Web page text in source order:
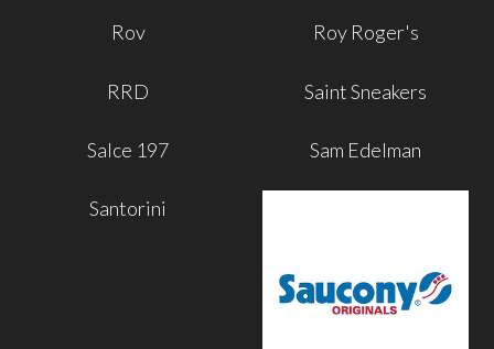
Rov Roy Roger's
RRD Saint Sneakers
Salce 197 Sam Edelman
Santorini